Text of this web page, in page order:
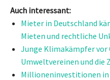
Auch interessant:
Mieter in Deutschland
Mieten und rechtliche
Junge Klimakämpfer vor
Umweltvereinen und die
Millioneninvestitionen in